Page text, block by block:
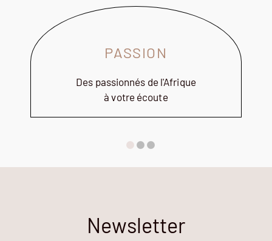
PASSION
Des passionnés de l'Afrique
à votre écoute
Newsletter